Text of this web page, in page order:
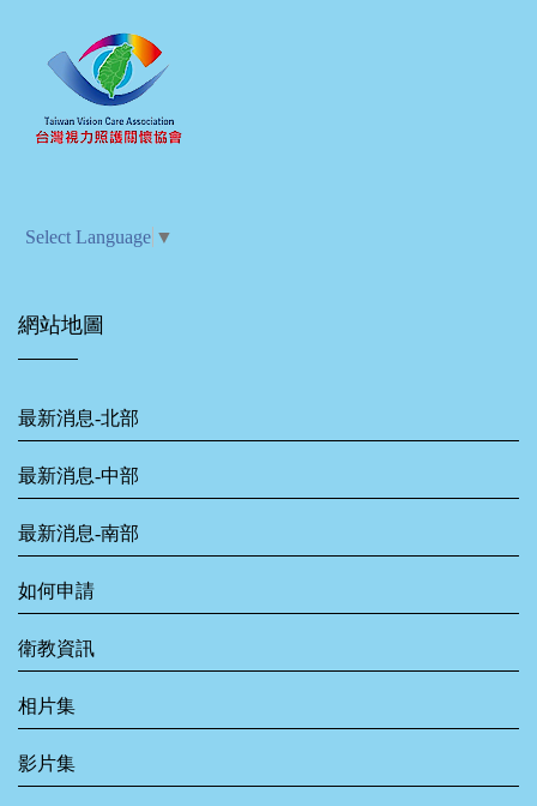
Select Language ▼
網站地圖
最新消息-北部
最新消息-中部
最新消息-南部
如何申請
衛教資訊
相片集
影片集